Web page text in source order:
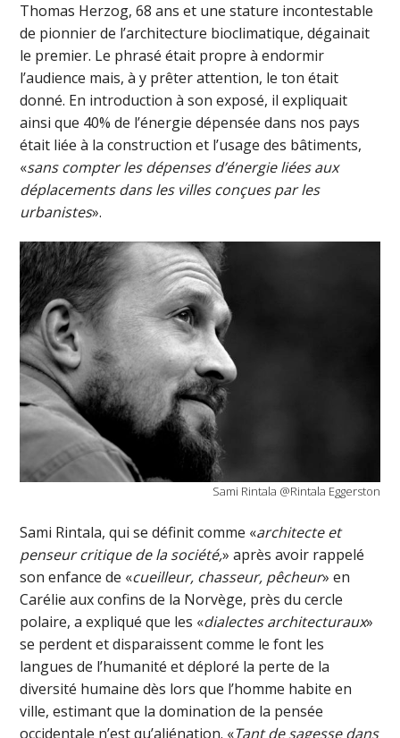
Thomas Herzog, 68 ans et une stature incontestable
de pionnier de l’architecture bioclimatique, dégainait
le premier. Le phrasé était propre à endormir
l’audience mais, à y prêter attention, le ton était
donné. En introduction à son exposé, il expliquait
ainsi que 40% de l’énergie dépensée dans nos pays
était liée à la construction et l’usage des bâtiments,
«sans compter les dépenses d’énergie liées aux
déplacements dans les villes conçues par les
urbanistes».
Sami Rintala @Rintala Eggerston
Sami Rintala, qui se définit comme «architecte et
penseur critique de la société,» après avoir rappelé
son enfance de «cueilleur, chasseur, pêcheur» en
Carélie aux confins de la Norvège, près du cercle
polaire, a expliqué que les «dialectes architecturaux»
se perdent et disparaissent comme le font les
langues de l’humanité et déploré la perte de la
diversité humaine dès lors que l’homme habite en
ville, estimant que la domination de la pensée
occidentale n’est qu’aliénation. «Tant de sagesse dans